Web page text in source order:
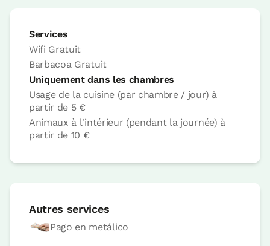
Chambre
Chambre - 2 lits unique
Services
Wifi Gratuit
Barbacoa Gratuit
Uniquement dans les chambres
Usage de la cuisine (par chambre / jour) à
partir de 5 €
Animaux à l'intérieur (pendant la journée) à
partir de 10 €
Autres services
Pago en metálico